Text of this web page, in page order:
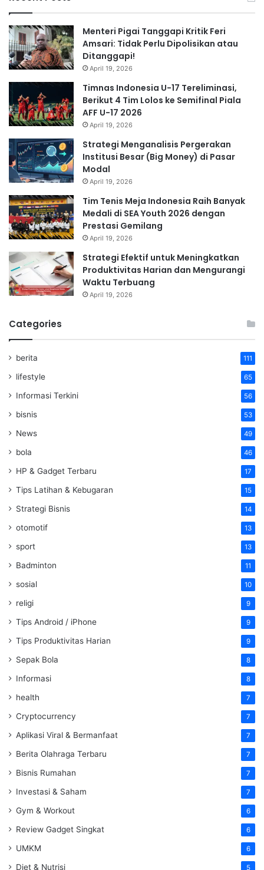
Menteri Pigai Tanggapi Kritik Feri
Amsari: Tidak Perlu Dipolisikan atau
Ditanggapi!
April 19, 2026
Timnas Indonesia U-17 Tereliminasi,
Berikut 4 Tim Lolos ke Semifinal Piala
AFF U-17 2026
April 19, 2026
Strategi Menganalisis Pergerakan
Institusi Besar (Big Money) di Pasar
Modal
April 19, 2026
Tim Tenis Meja Indonesia Raih Banyak
Medali di SEA Youth 2026 dengan
Prestasi Gemilang
April 19, 2026
Strategi Efektif untuk Meningkatkan
Produktivitas Harian dan Mengurangi
Waktu Terbuang
April 19, 2026
Categories
berita 111
lifestyle 65
Informasi Terkini 56
bisnis 53
News 49
bola 46
HP & Gadget Terbaru 17
Tips Latihan & Kebugaran 15
Strategi Bisnis 14
otomotif 13
sport 13
Badminton 11
sosial 10
religi 9
Tips Android / iPhone 9
Tips Produktivitas Harian 9
Sepak Bola 8
Informasi 8
health 7
Cryptocurrency 7
Aplikasi Viral & Bermanfaat 7
Berita Olahraga Terbaru 7
Bisnis Rumahan 7
Investasi & Saham 7
Gym & Workout 6
Review Gadget Singkat 6
UMKM 6
Diet & Nutrisi 5